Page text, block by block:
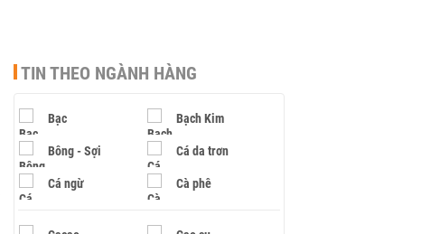
TIN THEO NGÀNH HÀNG
Bạc Bạch Kim
Bông - Sợi Cá da trơn
Cá ngừ Cà phê